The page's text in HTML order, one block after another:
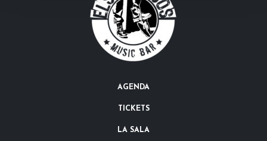
AGENDA
TICKETS
LA SALA